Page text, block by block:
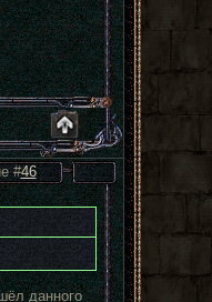
#46
данного